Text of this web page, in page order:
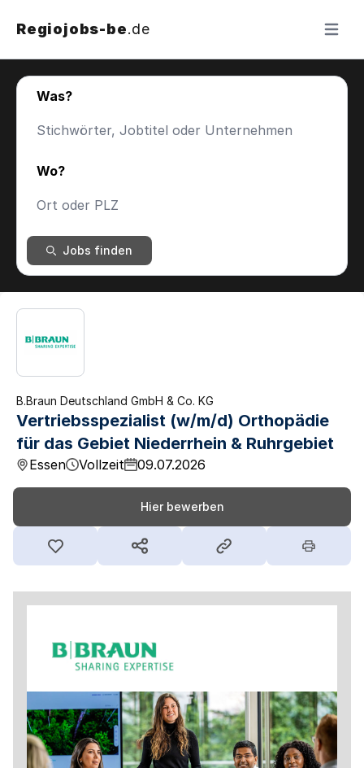
Regiojobs-be.de Menü
Was?
Wo?
Jobs finden
B.Braun Deutschland GmbH & Co. KG
Vertriebsspezialist (w/m/d) Orthopädie
für das Gebiet Niederrhein & Ruhrgebiet
Essen Vollzeit 09.07.2026
Hier bewerben